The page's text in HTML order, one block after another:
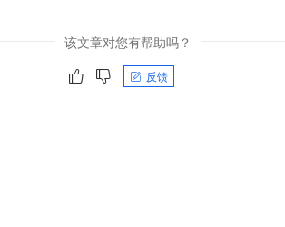
该文章对您有帮助吗？
反馈